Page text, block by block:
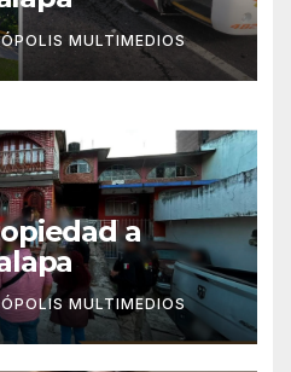
MULTIMEDIOS
a
MULTIMEDIOS